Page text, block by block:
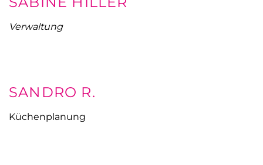
Verwaltung
SANDRO R.
Küchenplanung